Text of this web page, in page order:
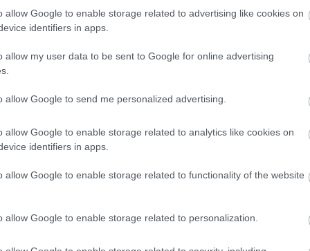
allow Google to enable storage related to advertising like cookies on
identifiers in apps.
allow my user data to be sent to Google for online advertising
allow Google to send me personalized advertising.
allow Google to enable storage related to analytics like cookies on
identifiers in apps.
allow Google to enable storage related to functionality of the website
allow Google to enable storage related to personalization.
M PKT Z R P GOLE
12 28 8 4 0 43-10
12 23 34-18
24-
27-
26-
37-
32-
22-